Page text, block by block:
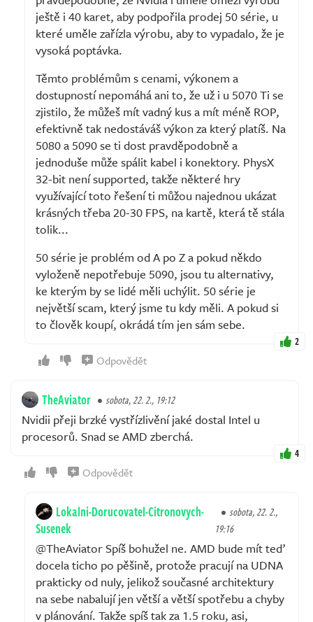
ještě i 40 karet, aby podpořila prodej 50 série, u
které uměle zařízla výrobu, aby to vypadalo, že je
vysoká poptávka.
Těmto problémům s cenami, výkonem a
dostupností nepomáhá ani to, že už i u 5070 Ti se
zjistilo, že můžeš mít vadný kus a mít méně ROP,
efektivně tak nedostáváš výkon za který platíš. Na
5080 a 5090 se ti dost pravděpodobně a
jednoduše může spálit kabel i konektory. PhysX
32-bit není supported, takže některé hry
využívající toto řešení ti můžou najednou ukázat
krásných třeba 20-30 FPS, na kartě, která tě stála
tolik...
50 série je problém od A po Z a pokud někdo
vyloženě nepotřebuje 5090, jsou tu alternativy,
ke kterým by se lidé měli uchýlit. 50 série je
největší scam, který jsme tu kdy měli. A pokud si
to člověk koupí, okrádá tím jen sám sebe.
2
Odpovědět
TheAviator sobota, 22. 2., 19:12
Nvidii přeji brzké vystřízlivění jaké dostal Intel u
procesorů. Snad se AMD zberchá.
4
Odpovědět
Lokalni-Dorucovatel-Citronovych-
Susenek
sobota, 22. 2.,
19:16
@TheAviator Spíš bohužel ne. AMD bude mít teď
docela ticho po pěšině, protože pracují na UDNA
prakticky od nuly, jelikož současné architektury
na sebe nabalují jen větší a větší spotřebu a chyby
v plánování. Takže spíš tak za 1.5 roku, asi,